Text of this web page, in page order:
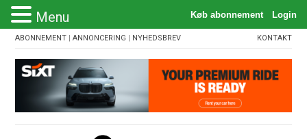
ABONNEMENT |ANNONCERING | NYHEDSBREV KONTAKT
Menu